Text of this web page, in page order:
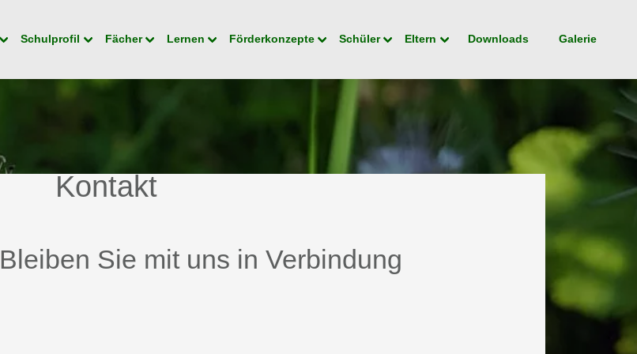
Schulprofil Fächer Lernen Förderkonzepte Schüler Eltern Downloads Galerie
Kontakt
Bleiben Sie mit uns in Verbindung